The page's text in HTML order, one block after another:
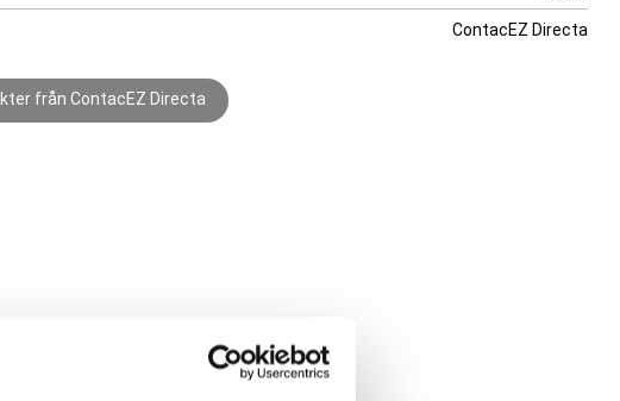
ContacEZ Directa
från ContacEZ Directa